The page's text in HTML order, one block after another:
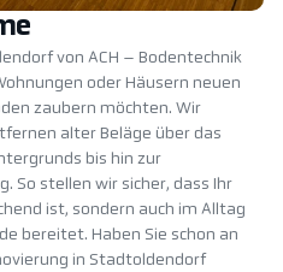
von ACH – Bodentechnik
oder Häusern neuen
zaubern möchten. Wir
alter Beläge über das
bis hin zur
So stellen wir sicher, dass Ihr
ist, sondern auch im Alltag
bereitet. Haben Sie schon an
in Stadtoldendorf